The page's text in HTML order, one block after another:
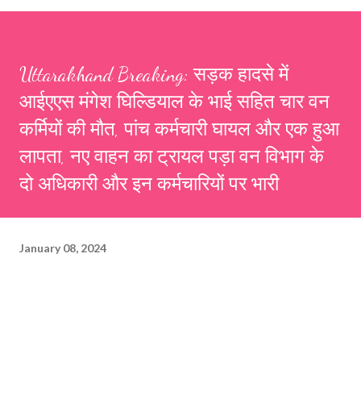
Uttarakhand Breaking: सड़क हादसे में
आईएएस मंगेश घिल्डियाल के भाई सहित चार वन
कर्मियों की मौत, पांच कर्मचारी घायल और एक हुआ
लापता, नए वाहन का ट्रायल पड़ा वन विभाग के
दो अधिकारी और इन कर्मचारियों पर भारी
January 08, 2024